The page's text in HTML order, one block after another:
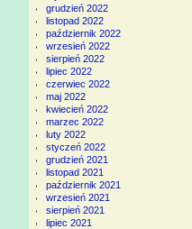
grudzień 2022
listopad 2022
październik 2022
wrzesień 2022
sierpień 2022
lipiec 2022
czerwiec 2022
maj 2022
kwiecień 2022
marzec 2022
luty 2022
styczeń 2022
grudzień 2021
listopad 2021
październik 2021
wrzesień 2021
sierpień 2021
lipiec 2021